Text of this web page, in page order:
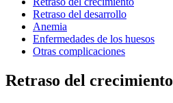
Retraso del desarrollo
Anemia
Enfermedades de los huesos
Otras complicaciones
Retraso del crecimiento